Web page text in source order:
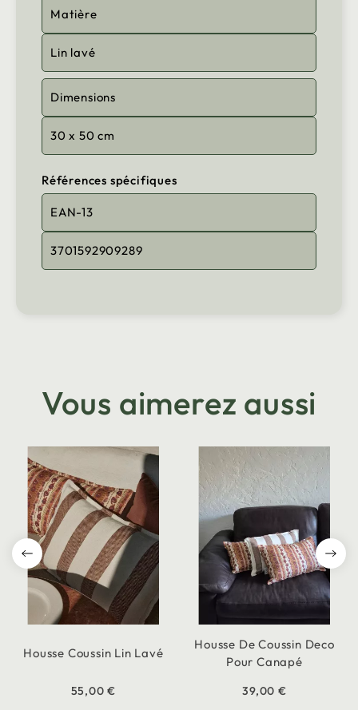
Matière
Lin lavé
Dimensions
30 x 50 cm
Références spécifiques
EAN-13
3701592909289
Vous aimerez aussi
Housse Coussin Lin Lavé
55,00 €
Housse De Coussin Deco
Pour Canapé
39,00 €